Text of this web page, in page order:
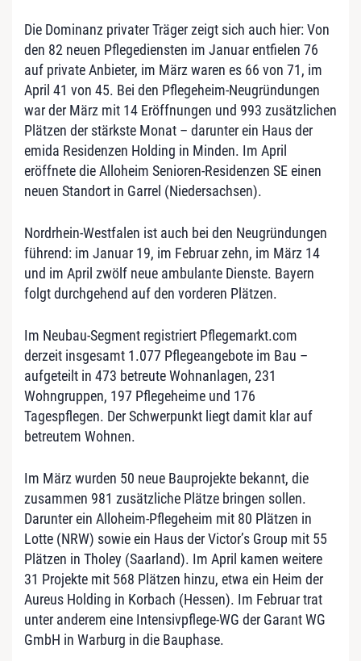
Die Dominanz privater Träger zeigt sich auch hier: Von
den 82 neuen Pflegediensten im Januar entfielen 76
auf private Anbieter, im März waren es 66 von 71, im
April 41 von 45. Bei den Pflegeheim-Neugründungen
war der März mit 14 Eröffnungen und 993 zusätzlichen
Plätzen der stärkste Monat – darunter ein Haus der
emida Residenzen Holding in Minden. Im April
eröffnete die Alloheim Senioren-Residenzen SE einen
neuen Standort in Garrel (Niedersachsen).
Nordrhein-Westfalen ist auch bei den Neugründungen
führend: im Januar 19, im Februar zehn, im März 14
und im April zwölf neue ambulante Dienste. Bayern
folgt durchgehend auf den vorderen Plätzen.
Im Neubau-Segment registriert Pflegemarkt.com
derzeit insgesamt 1.077 Pflegeangebote im Bau –
aufgeteilt in 473 betreute Wohnanlagen, 231
Wohngruppen, 197 Pflegeheime und 176
Tagespflegen. Der Schwerpunkt liegt damit klar auf
betreutem Wohnen.
Im März wurden 50 neue Bauprojekte bekannt, die
zusammen 981 zusätzliche Plätze bringen sollen.
Darunter ein Alloheim-Pflegeheim mit 80 Plätzen in
Lotte (NRW) sowie ein Haus der Victor’s Group mit 55
Plätzen in Tholey (Saarland). Im April kamen weitere
31 Projekte mit 568 Plätzen hinzu, etwa ein Heim der
Aureus Holding in Korbach (Hessen). Im Februar trat
unter anderem eine Intensivpflege-WG der Garant WG
GmbH in Warburg in die Bauphase.